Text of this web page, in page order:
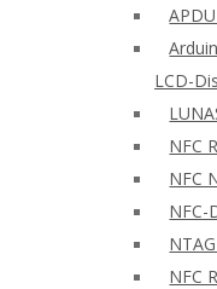
LCD-
NFC
NFC
NFC-
NFC